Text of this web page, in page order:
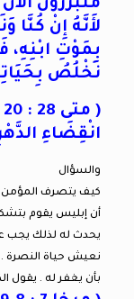
مُتَبَرِّرُونَ
لأَنَّهُ إِنْ كُنَّا
بِمَوْتِ ابْنِهِ،
نَخْلُصُ
انْقِضَاءِ
والسؤال
كيف يتصرف
أن إبليس يقوم
يحدث له لذلك يجب
نعيش حياة النصرة
بأن يغفر له . يقول